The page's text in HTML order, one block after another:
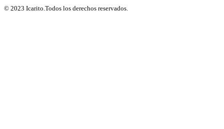
© 2023 Icarito.Todos los derechos reservados.